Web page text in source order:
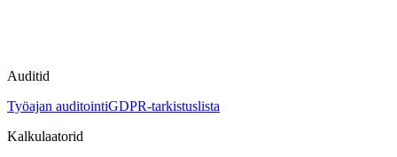
Auditid
Työajan auditointiGDPR-tarkistuslista
Kalkulaatorid